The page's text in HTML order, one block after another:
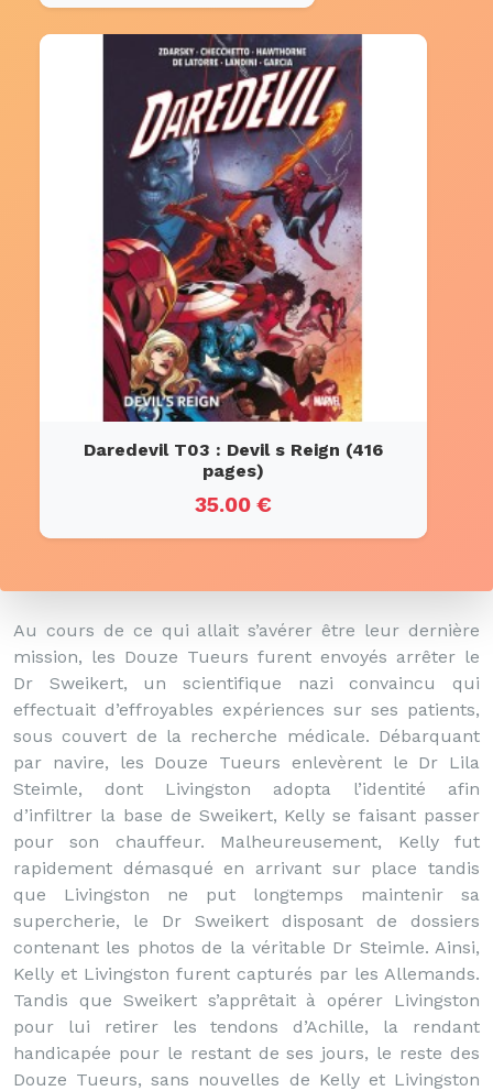
Daredevil T03 : Devil s Reign (416
pages)
35.00 €
Au cours de ce qui allait s’avérer être leur dernière
mission, les Douze Tueurs furent envoyés arrêter le
Dr Sweikert, un scientifique nazi convaincu qui
effectuait d’effroyables expériences sur ses patients,
sous couvert de la recherche médicale. Débarquant
par navire, les Douze Tueurs enlevèrent le Dr Lila
Steimle, dont Livingston adopta l’identité afin
d’infiltrer la base de Sweikert, Kelly se faisant passer
pour son chauffeur. Malheureusement, Kelly fut
rapidement démasqué en arrivant sur place tandis
que Livingston ne put longtemps maintenir sa
supercherie, le Dr Sweikert disposant de dossiers
contenant les photos de la véritable Dr Steimle. Ainsi,
Kelly et Livingston furent capturés par les Allemands.
Tandis que Sweikert s’apprêtait à opérer Livingston
pour lui retirer les tendons d’Achille, la rendant
handicapée pour le restant de ses jours, le reste des
Douze Tueurs, sans nouvelles de Kelly et Livingston